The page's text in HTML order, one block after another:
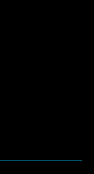
välilehteen
uuteen välilehteen
avautuu uuteen